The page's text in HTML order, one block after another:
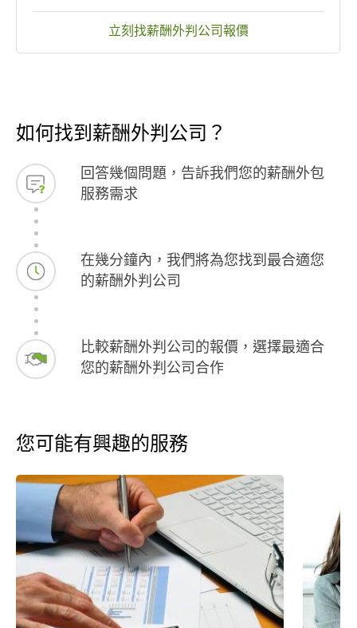
立刻找薪酬外判公司報價
如何找到薪酬外判公司？
回答幾個問題，告訴我們您的薪酬外包
服務需求
在幾分鐘內，我們將為您找到最合適您
的薪酬外判公司
比較薪酬外判公司的報價，選擇最適合
您的薪酬外判公司合作
您可能有興趣的服務